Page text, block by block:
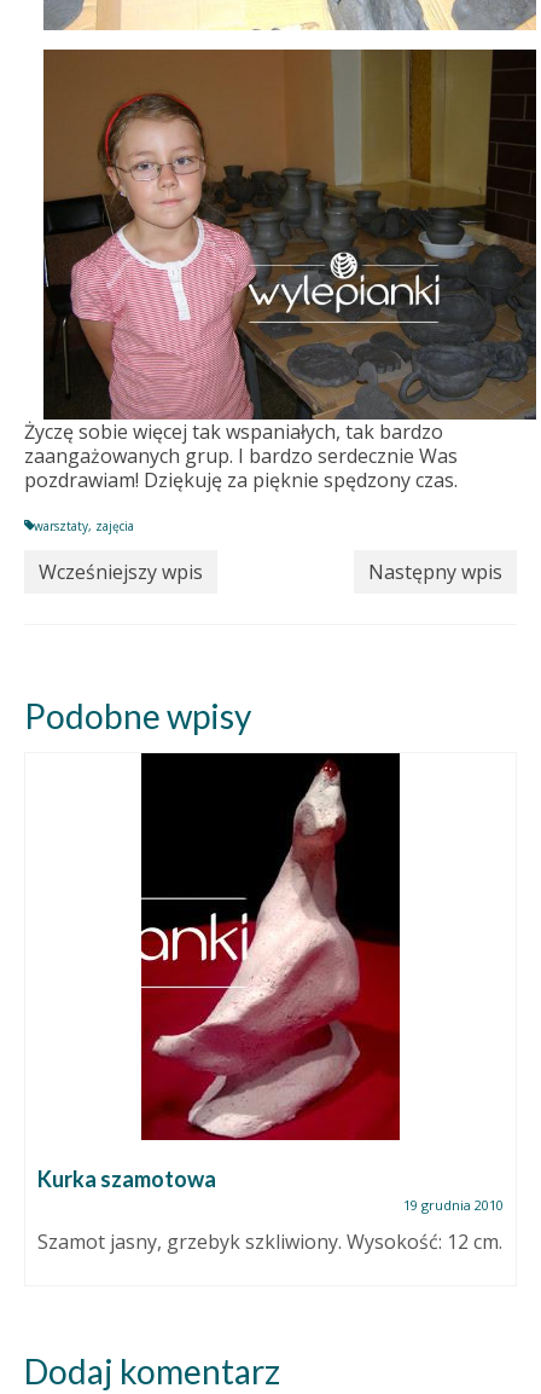
Życzę sobie więcej tak wspaniałych, tak bardzo
zaangażowanych grup. I bardzo serdecznie Was
pozdrawiam! Dziękuję za pięknie spędzony czas.
warsztaty, zajęcia
Wcześniejszy wpis Następny wpis
Podobne wpisy
Kurka szamotowa
19 grudnia 2010
Szamot jasny, grzebyk szkliwiony. Wysokość: 12 cm.
Dodaj komentarz